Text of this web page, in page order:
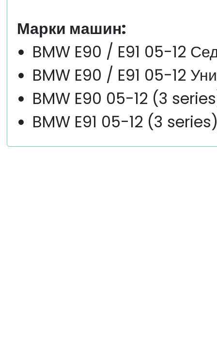
Марки машин:
BMW E90 / E91 05-12
BMW E90 / E91 05-12
BMW E90 05-12 (3
BMW E91 05-12 (3